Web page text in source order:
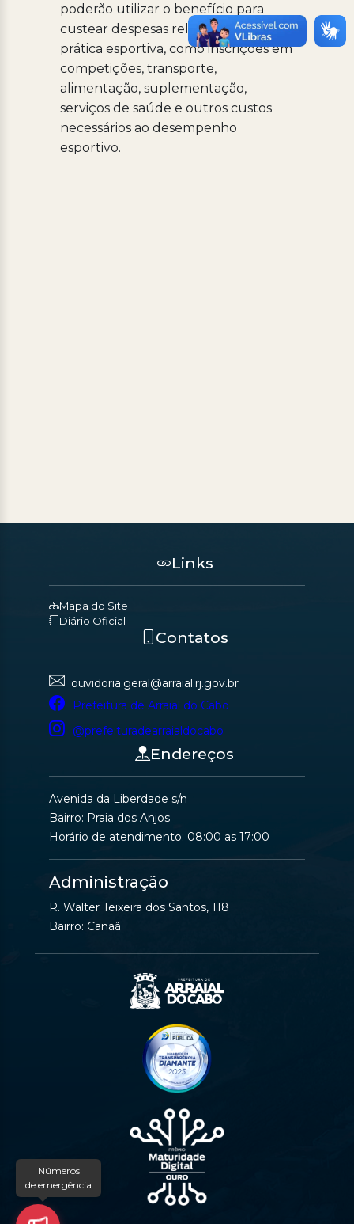
Números
de emergência
poderão utilizar o benefício para
custear despesas relacionadas à
prática esportiva, como inscrições em
competições, transporte,
alimentação, suplementação,
serviços de saúde e outros custos
necessários ao desempenho
esportivo.
Links
Mapa do Site
Diário Oficial
Contatos
ouvidoria.geral@arraial.rj.gov.br
Prefeitura de Arraial do Cabo
@prefeituradearraialdocabo
Endereços
Avenida da Liberdade s/n
Bairro: Praia dos Anjos
Horário de atendimento: 08:00 as 17:00
Administração
R. Walter Teixeira dos Santos, 118
Bairro: Canaã